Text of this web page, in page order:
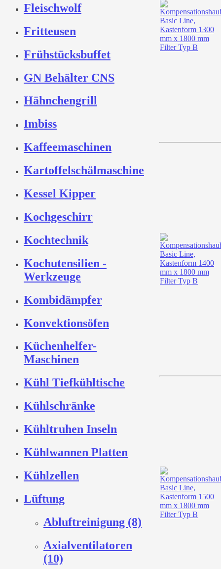
Fleischwolf
Fritteusen
Frühstücksbuffet
GN Behälter CNS
Hähnchengrill
Imbiss
Kaffeemaschinen
Kartoffelschälmaschine
Kessel Kipper
Kochgeschirr
Kochtechnik
Kochutensilien -
Werkzeuge
Kombidämpfer
Konvektionsöfen
Küchenhelfer-
Maschinen
Kühl Tiefkühltische
Kühlschränke
Kühltruhen Inseln
Kühlwannen Platten
Kühlzellen
Lüftung
Abluftreinigung (8)
Axialventilatoren
(10)